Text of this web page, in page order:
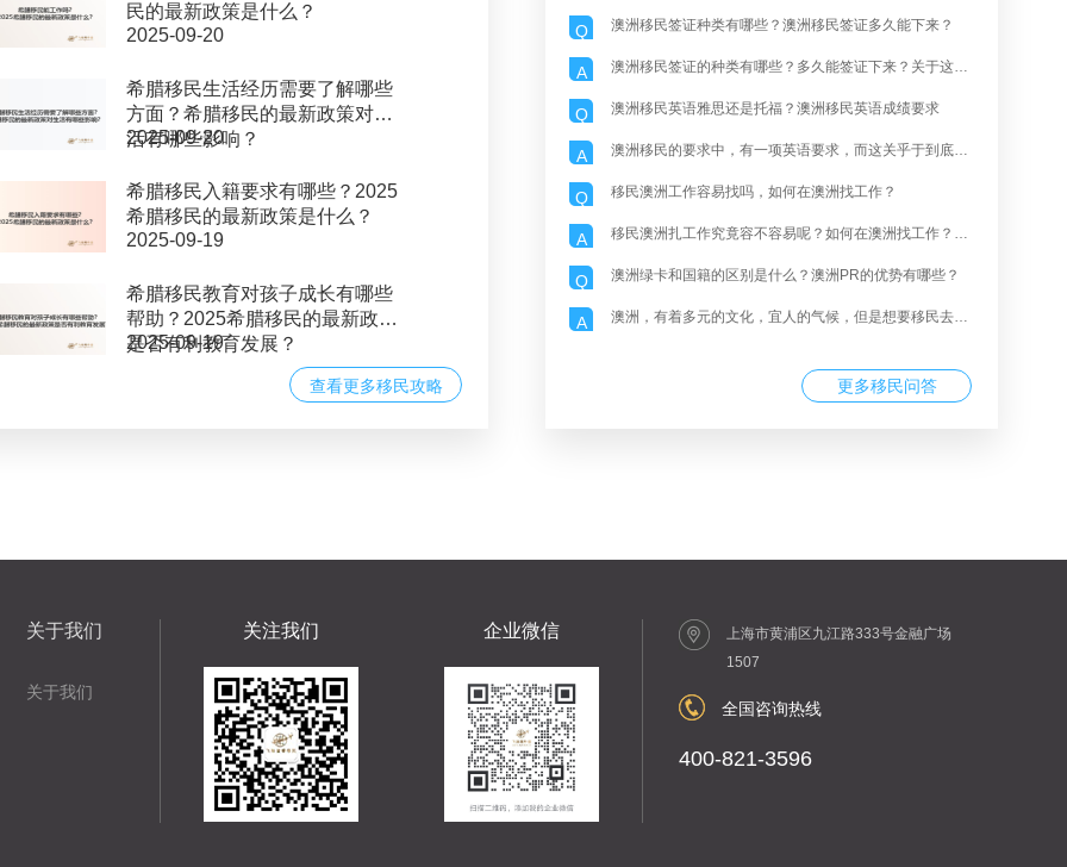
民的最新政策是什么？
2025-09-20
希腊移民生活经历需要了解哪些
方面？希腊移民的最新政策对生
活有哪些影响？
2025-09-20
希腊移民入籍要求有哪些？2025
希腊移民的最新政策是什么？
2025-09-19
希腊移民教育对孩子成长有哪些
帮助？2025希腊移民的最新政策
是否有利教育发展？
2025-09-19
查看更多移民攻略
Q 澳洲移民签证种类有哪些？澳洲移民签证多久能下来？
A 澳洲移民签证的种类有哪些？多久能签证下来？关于这些问题，也是海外申请人一直想要知道的。那么，澳洲移民签证种类有哪些？澳洲移民签证多久能下来？接下来，就随我们飞际移民专家为大家详细解读澳洲移民签证种类以及多久能签下来的情况吧。澳洲移民签证种类有哪些？1、工签TSS（482类）临时技能短缺签证：允许持有人在澳洲临时工作，以填补技能短缺。雇主提名计划（ENS）签证（186类）：为满足特定职位的长期需要，
Q 澳洲移民英语雅思还是托福？澳洲移民英语成绩要求
A 澳洲移民的要求中，有一项英语要求，而这关乎于到底需要雅思还是托福？那么，移民澳洲的英语成绩要求如何呢？今天就随我们飞际移民专家为大家详细解读澳洲移民英语雅思还是托福以及澳洲移民英语成绩要求的情况吧。澳洲移民英语雅思还是托福？关于澳洲移民英语是考雅思还是考托福，主要看个人的情况。雅思口语考试更注重考试实际会话能力，托福口语考试更注重考试技巧。在阅读和听力方面，雅思更注重考生对语言应用的实际理解和理解
Q 移民澳洲工作容易找吗，如何在澳洲找工作？
A 移民澳洲扎工作究竟容不容易呢？如何在澳洲找工作？这些诸如此类的问题，也是困扰着许多海外人士的疑惑，今天就让我们飞际移民专家为大家详细解读移民澳洲找工作容不容易以及如何在澳洲找工作的情况吧。移民澳洲工作容易找吗？关于文章提到的移民澳洲找工作容不容易的问题，实际上移民澳洲找一些基础的工作还是很容易的，然而，如果想要找到一些有技术的工作还是要看申请人的实际情况。如何在澳洲找工作？实际上如何在澳洲找工作的
Q 澳洲绿卡和国籍的区别是什么？澳洲PR的优势有哪些？
A 澳洲，有着多元的文化，宜人的气候，但是想要移民去澳洲需要了解几个问题，澳洲绿卡和国籍的区别是什么呢？澳洲PR优势有什么？等等诸如此类的问题，接下来，就随我们飞际移民专家为大家详细解读澳洲绿卡和国籍的区别吧。澳洲绿卡和国籍的区别是什么？1、澳洲PR，也就是常说的澳洲绿卡，是指澳洲的永居权，有效期长达5年，可以无限期自由进出澳洲。如果在这五年内居住了两年，可以申请更新PR或入籍。2、澳洲国籍是指具有澳
更多移民问答
关于我们
关于我们
关注我们 企业微信
上海市黄浦区九江路333号金融广场
1507
全国咨询热线
400-821-3596